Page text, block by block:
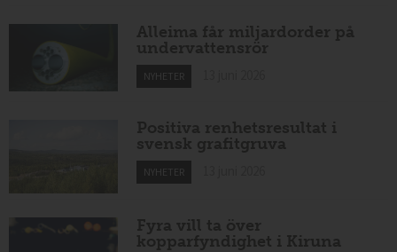
Alleima får miljardorder på
undervattensrör
NYHETER
Positiva renhetsresultat i
svensk grafitgruva
NYHETER
Fyra vill ta över
kopparfyndighet i Kiruna